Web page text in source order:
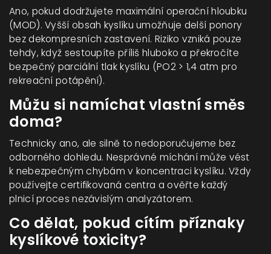
Ano, pokud dodržujete maximální operační hloubku
(MOD). Vyšší obsah kyslíku umožňuje delší ponory
bez dekompresních zastavení. Riziko vzniká pouze
tehdy, když sestoupíte příliš hluboko a překročíte
bezpečný parciální tlak kyslíku (PO2 > 1,4 atm pro
rekreační potápění).
Můžu si namíchat vlastní směs
doma?
Technicky ano, ale silně to nedoporučujeme bez
odborného dohledu. Nesprávné míchání může vést
k nebezpečným chybám v koncentraci kyslíku. Vždy
používejte certifikovaná centra a ověřte každý
plnicí proces nezávislým analyzátorem.
Co dělat, pokud cítím příznaky
kyslíkové toxicity?